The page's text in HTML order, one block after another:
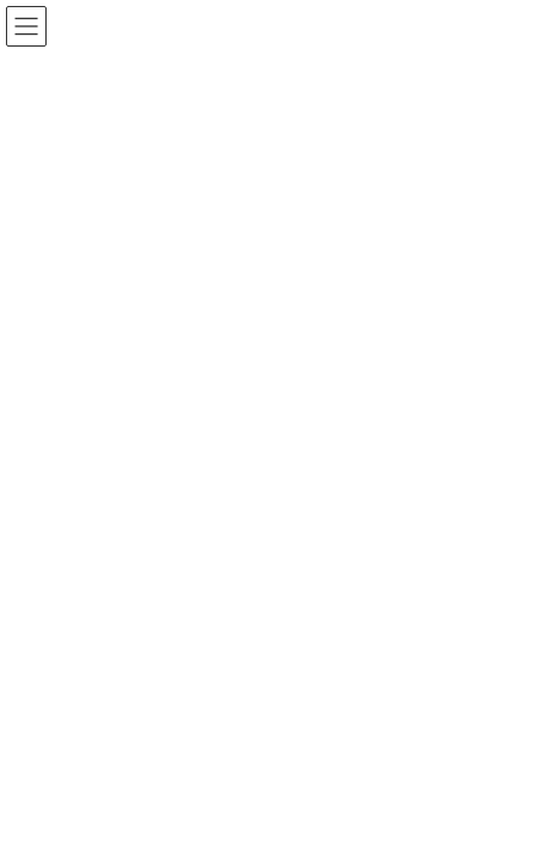
コ
ン
ナ
ビ